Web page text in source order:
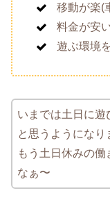
移動が楽(
料金が安
遊ぶ環境
いまでは土日に
と思うようになり
もう土日休みの働
なぁ〜